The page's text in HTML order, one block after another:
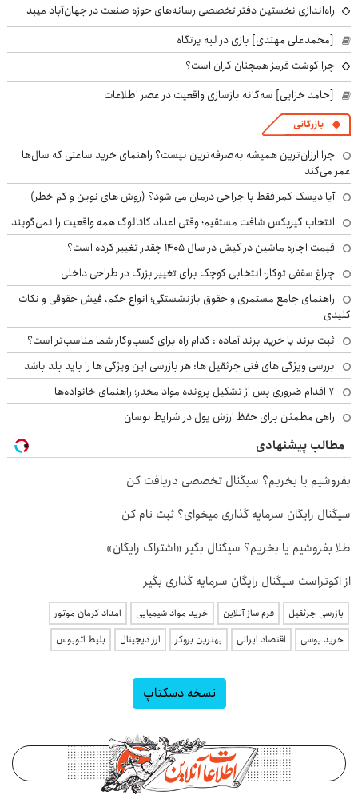
راه‌اندازی نخستین دفتر تخصصی رسانه‌های حوزه صنعت در جهان‌آباد میبد
[محمدعلی مهتدی] بازی در لبه پرتگاه
چرا گوشت قرمز همچنان گران است؟
[حامد خزایی] سه‌گانه بازسازی واقعیت در عصر اطلاعات
بازرگانی
چرا ارزان‌ترین همیشه به‌صرفه‌ترین نیست؟ راهنمای خرید ساعتی که سال‌ها
عمر می‌کند
آیا دیسک کمر فقط با جراحی درمان می شود؟ (روش های نوین و کم خطر)
انتخاب گیربکس شافت مستقیم؛ وقتی اعداد کاتالوگ همه واقعیت را نمی‌گویند
قیمت اجاره ماشین در کیش در سال ۱۴۰۵ چقدر تغییر کرده است؟
چراغ سقفی توکار؛ انتخابی کوچک برای تغییر بزرگ در طراحی داخلی
راهنمای جامع مستمری و حقوق بازنشستگی؛ انواع حکم، فیش حقوقی و نکات
کلیدی
ثبت برند یا خرید برند آماده : کدام راه برای کسب‌وکار شما مناسب‌تر است؟
بررسی ویژگی های فنی جرثقیل ها: هر بازرسی این ویژگی ها را باید بلد باشد
۷ اقدام ضروری پس از تشکیل پرونده مواد مخدر؛ راهنمای خانواده‌ها
راهی مطمئن برای حفظ ارزش پول در شرایط نوسان
مطالب پیشنهادی
بفروشیم یا بخریم؟ سیگنال تخصصی دریافت کن
سیگنال رایگان سرمایه گذاری میخوای؟ ثبت نام کن
طلا بفروشیم یا بخریم؟ سیگنال بگیر «اشتراک رایگان»
از اکوتراست سیگنال رایگان سرمایه گذاری بگیر
بازرسی جرثقیل فرم ساز آنلاین خرید مواد شیمیایی
امداد کرمان موتور
خرید یوسی
اقتصاد ایرانی بهترین بروکر ارز دیجیتال بلیط اتوبوس
نسخه دسکتاپ